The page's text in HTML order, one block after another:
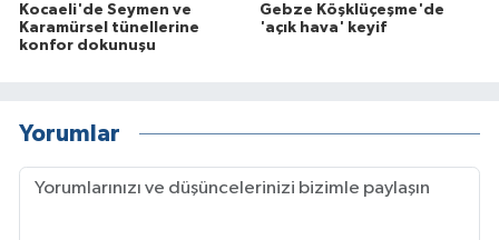
Kocaeli'de Seymen ve
Karamürsel tünellerine
konfor dokunuşu
Gebze Köşklüçeşme'de
'açık hava' keyif
Yorumlar